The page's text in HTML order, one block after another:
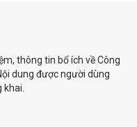
thông tin bổ ích về Công
dung được người dùng